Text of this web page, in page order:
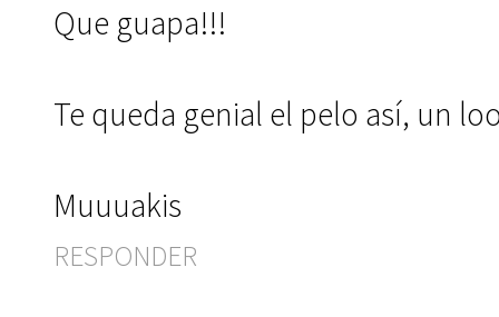
Que guapa!!!
Te queda genial el pelo así, un
Muuuakis
RESPONDER